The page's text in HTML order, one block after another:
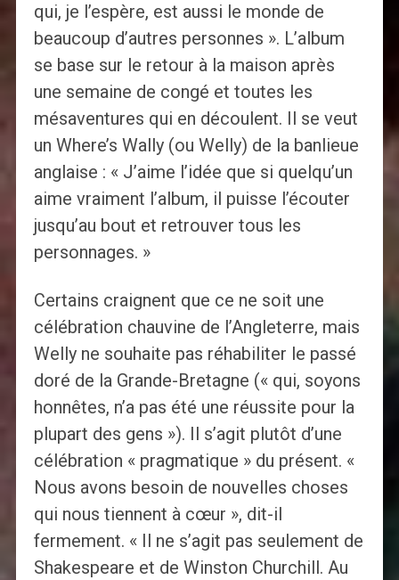
qui, je l’espère, est aussi le monde de
beaucoup d’autres personnes ». L’album
se base sur le retour à la maison après
une semaine de congé et toutes les
mésaventures qui en découlent. Il se veut
un Where’s Wally (ou Welly) de la banlieue
anglaise : « J’aime l’idée que si quelqu’un
aime vraiment l’album, il puisse l’écouter
jusqu’au bout et retrouver tous les
personnages. »
Certains craignent que ce ne soit une
célébration chauvine de l’Angleterre, mais
Welly ne souhaite pas réhabiliter le passé
doré de la Grande-Bretagne (« qui, soyons
honnêtes, n’a pas été une réussite pour la
plupart des gens »). Il s’agit plutôt d’une
célébration « pragmatique » du présent. «
Nous avons besoin de nouvelles choses
qui nous tiennent à cœur », dit-il
fermement. « Il ne s’agit pas seulement de
Shakespeare et de Winston Churchill. Au